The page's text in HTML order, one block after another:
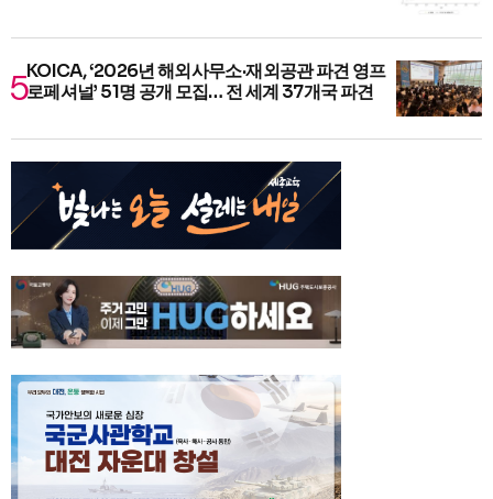
KOICA, ‘2026년 해외사무소·재외공관 파견 영프
로페셔널’ 51명 공개 모집… 전 세계 37개국 파견